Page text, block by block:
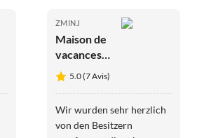
ZMINJ
Maison de
vacances
Casa Julija
5.0 (7 Avis)
Wir wurden sehr herzlich
von den Besitzern